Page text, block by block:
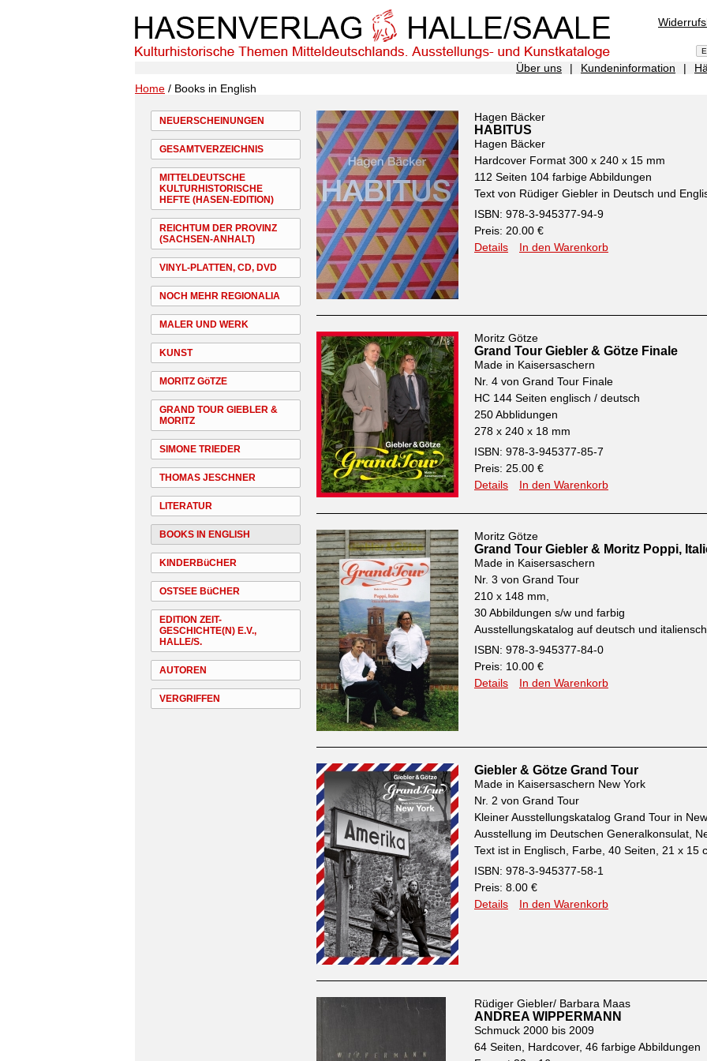
Über uns | Kundeninformation |
Home / Books in English
NEUERSCHEINUNGEN
GESAMTVERZEICHNIS
MITTELDEUTSCHE
KULTURHISTORISCHE
HEFTE (HASEN-EDITION)
REICHTUM DER PROVINZ
(SACHSEN-ANHALT)
VINYL-PLATTEN, CD, DVD
NOCH MEHR REGIONALIA
MALER UND WERK
KUNST
MORITZ GöTZE
GRAND TOUR GIEBLER &
MORITZ
SIMONE TRIEDER
THOMAS JESCHNER
LITERATUR
BOOKS IN ENGLISH
KINDERBüCHER
OSTSEE BüCHER
EDITION ZEIT-
GESCHICHTE(N) E.V.,
HALLE/S.
AUTOREN
VERGRIFFEN
Hagen Bäcker
HABITUS
Hagen Bäcker
Hardcover Format 300 x 240 x 15 mm
112 Seiten 104 farbige Abbildungen
Text von Rüdiger Giebler in Deutsch und
ISBN: 978-3-945377-94-9
Preis: 20.00 €
Details
In den Warenkorb
Moritz Götze
Grand Tour Giebler & Götze Finale
Made in Kaisersaschern
Nr. 4 von Grand Tour Finale
HC 144 Seiten englisch / deutsch
250 Abblidungen
278 x 240 x 18 mm
ISBN: 978-3-945377-85-7
Preis: 25.00 €
Details
In den Warenkorb
Moritz Götze
Grand Tour Giebler & Moritz Poppi,
Made in Kaisersaschern
Nr. 3 von Grand Tour
210 x 148 mm,
30 Abbildungen s/w und farbig
Ausstellungskatalog auf deutsch und italiensch
ISBN: 978-3-945377-84-0
Preis: 10.00 €
Details
In den Warenkorb
Giebler & Götze Grand Tour
Made in Kaisersaschern New York
Nr. 2 von Grand Tour
Kleiner Ausstellungskatalog Grand Tour in
Ausstellung im Deutschen Generalkonsulat,
Text ist in Englisch, Farbe, 40 Seiten, 21 x 15
ISBN: 978-3-945377-58-1
Preis: 8.00 €
Details
In den Warenkorb
Rüdiger Giebler/ Barbara Maas
ANDREA WIPPERMANN
Schmuck 2000 bis 2009
64 Seiten, Hardcover, 46 farbige Abbildungen